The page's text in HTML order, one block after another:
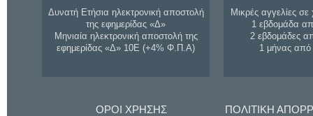
Δυνατή Ετήσια ηλεκτρονική αποστολή
της εφημερίδας «Δ»
Μηνιαία ηλεκτρονική αποστολή της
εφημερίδας «Δ» 10Ε (+4% Φ.Π.Α)
Μικρές αγγελίες σε
1 εβδομάδα
2 εβδομάδες
1 μήνας
ΟΡΟΙ ΧΡΗΣΗΣ ΠΟΛΙΤΙΚΗ